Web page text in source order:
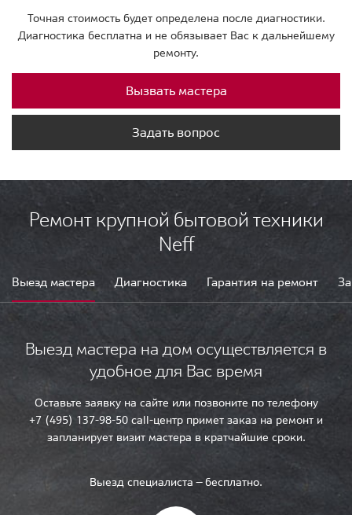
Точная стоимость будет определена после диагностики.
Диагностика бесплатна и не обязывает Вас к дальнейшему
ремонту.
Вызвать мастера
Задать вопрос
Ремонт крупной бытовой техники
Neff
Выезд мастера Диагностика Гарантия на ремонт
Выезд мастера на дом осуществляется в
удобное для Вас время
Оставьте заявку на сайте или позвоните по телефону
+7 (495) 137-98-50 call-центр примет заказ на ремонт и
запланирует визит мастера в кратчайшие сроки.
Выезд специалиста — бесплатно.